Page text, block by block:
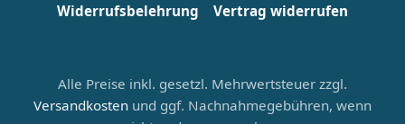
Widerrufsbelehrung
Vertrag widerrufen
Alle Preise inkl. gesetzl. Mehrwertsteuer zzgl.
Versandkosten und ggf. Nachnahmegebühren, wenn